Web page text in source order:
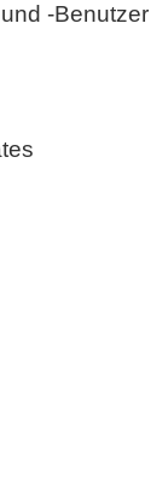
-Benutzer